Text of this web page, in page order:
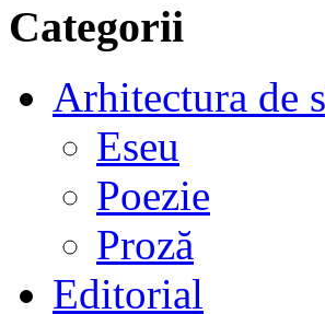
Categorii
Arhitectura de
Eseu
Poezie
Proză
Editorial